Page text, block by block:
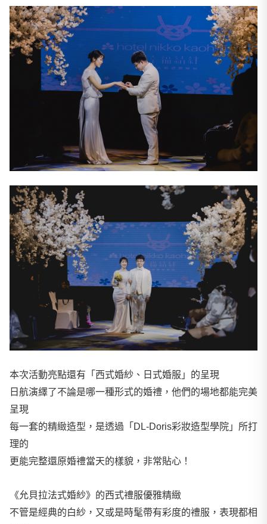
本次活動亮點還有「西式婚紗、日式婚服」的呈現
日航演繹了不論是哪一種形式的婚禮，他們的場地都能完美
呈現
每一套的精緻造型，是透過「DL-Doris彩妝造型學院」所打
理的
更能完整還原婚禮當天的樣貌，非常貼心！
《允貝拉法式婚紗》的西式禮服優雅精緻
不管是經典的白紗，又或是時髦帶有彩度的禮服，表現都相